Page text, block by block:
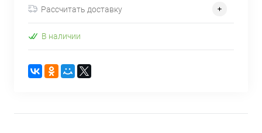
Рассчитать доставку
В наличии